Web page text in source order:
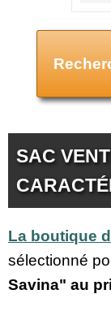
SAC
La boutique
sélectionné
Savina" au